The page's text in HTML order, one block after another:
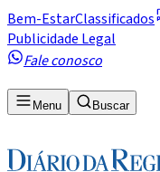
Bem-EstarClassificados
Publicidade Legal
Fale conosco
Menu Buscar